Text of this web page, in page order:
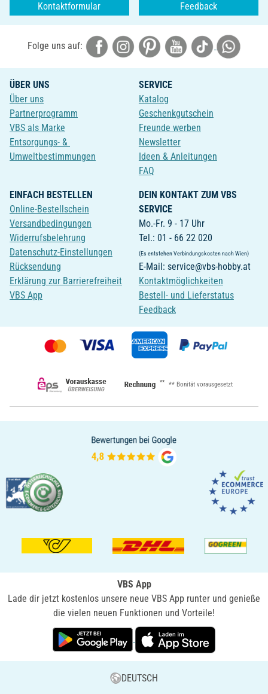
Kontaktformular Feedback
Folge uns auf:
ÜBER UNS
Über uns
Partnerprogramm
VBS als Marke
Entsorgungs- &
Umweltbestimmungen
SERVICE
Katalog
Geschenkgutschein
Freunde werben
Newsletter
Ideen & Anleitungen
FAQ
EINFACH BESTELLEN
Online-Bestellschein
Versandbedingungen
Widerrufsbelehrung
Datenschutz-Einstellungen
Rücksendung
Erklärung zur Barrierefreiheit
VBS App
DEIN KONTAKT ZUM VBS
SERVICE
Mo.-Fr. 9 - 17 Uhr
Tel.: 01 - 66 22 020
(Es entstehen Verbindungskosten nach Wien)
E-Mail: service@vbs-hobby.at
Kontaktmöglichkeiten
Bestell- und Lieferstatus
Feedback
** ** Bonität vorausgesetzt
VBS App
Lade dir jetzt kostenlos unsere neue VBS App runter und genieße
die vielen neuen Funktionen und Vorteile!
DEUTSCH